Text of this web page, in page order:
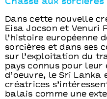
Chasse aux sorcières
Dans cette nouvelle
Eisa Jocson et Venuri
l’histoire européenne
sorcières et dans ses
sur l’exploitation du
pays connus pour
d’oeuvre, le Sri Lanka
créatrices
balais comme une